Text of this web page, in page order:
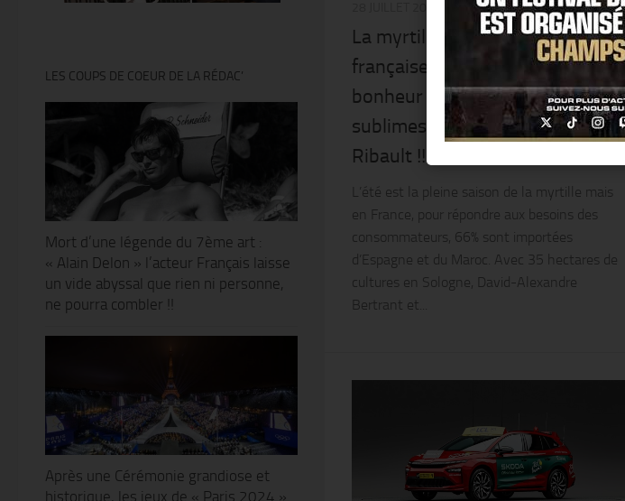
La myrtille, nouvelle filière
française en Sologne…le goût du
bonheur : découvrez leurs
sublimes vergers @ Ligny-le-
Ribault !!
L’été est la pleine saison de la myrtille mais
en France, pour répondre aux besoins des
consommateurs, 66% sont importées
d’Espagne et du Maroc. Avec 35 hectares de
cultures en Sologne, David-Alexandre
Bertrant et...
LES COUPS DE COEUR DE LA RÉDAC’
Mort d’une légende du 7ème art :
« Alain Delon » l’acteur Français laisse
un vide abyssal que rien ni personne,
ne pourra combler !!
Après une Cérémonie grandiose et
historique, les jeux de « Paris 2024 »